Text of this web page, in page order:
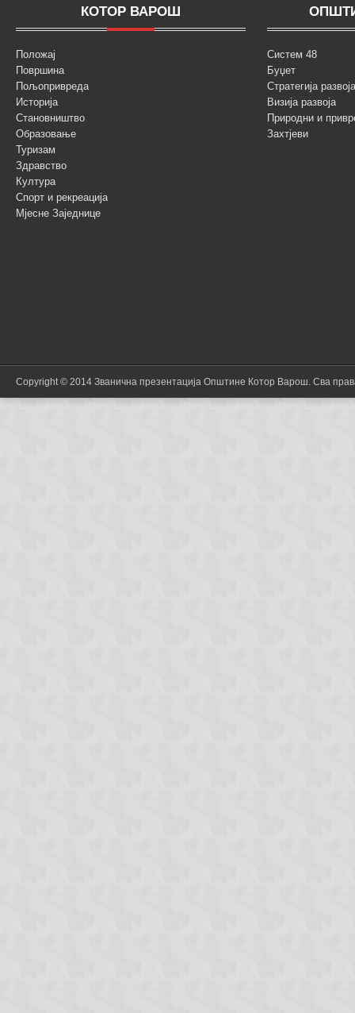
КОТОР ВАРОШ
Положај
Површина
Пољопривреда
Историја
Становништво
Образовање
Туризам
Здравство
Култура
Спорт и рекреација
Мјесне Заједнице
Систем 48
Буџет
Стратегија
Визија развоја
Природни и
Захтјеви
Copyright © 2014 Званична презентација Општине Котор Варош. Сва